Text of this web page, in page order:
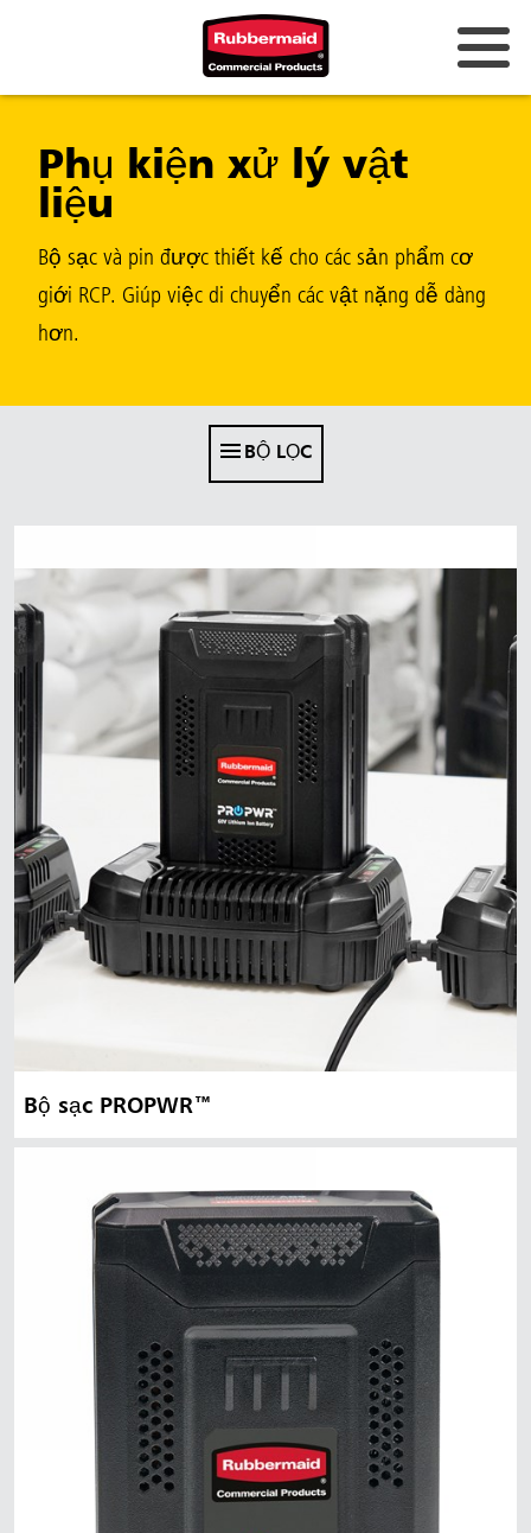
Trung Quốc (CN)
Hồng Kông
Hàn Quốc (KR)
Nhật Bản (JP)
Việt Nam (VN)
Thái Lan (TH)
Indonesia
Đài Loan (CN)
Phụ kiện xử lý vật
liệu
Bộ sạc và pin được thiết kế cho các sản phẩm cơ
giới RCP. Giúp việc di chuyển các vật nặng dễ dàng
hơn.
BỘ LỌC
Bộ sạc PROPWR™